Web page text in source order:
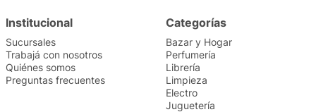
Institucional
Sucursales
Trabajá con nosotros
Quiénes somos
Preguntas frecuentes
Categorías
Bazar y Hogar
Perfumería
Librería
Limpieza
Electro
Juguetería